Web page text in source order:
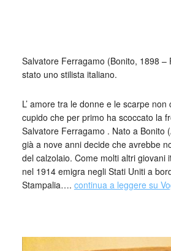
Salvatore Ferragamo (Bonito, 1898 –
stato uno stilista italiano.
L’ amore tra le donne e le scarpe
cupido che per primo ha scoccato la
Salvatore Ferragamo . Nato a Bonito
già a nove anni decide che avrebbe
del calzolaio. Come molti altri giovani
nel 1914 emigra negli Stati Uniti a
Stampalia…. continua a leggere su